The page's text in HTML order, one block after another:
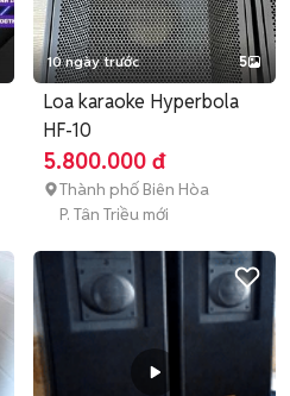
10 ngày trước 5
Loa karaoke Hyperbola
HF-10
5.800.000 đ
Thành phố Biên Hòa
P. Tân Triều mới